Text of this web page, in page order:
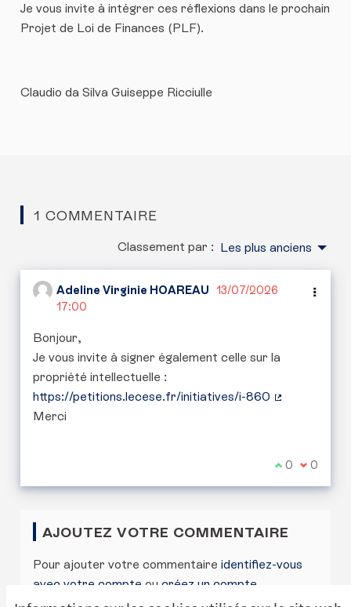
Je vous invite à intégrer ces réflexions dans le prochain
Projet de Loi de Finances (PLF).
​Claudio da Silva Guiseppe Ricciulle
1 COMMENTAIRE
Classement par : Les plus anciens
Adeline Virginie HOAREAU
13/07/2026
17:00
Bonjour,
Je vous invite à signer également celle sur la
propriété intellectuelle :
https://petitions.lecese.fr/initiatives/i-860
Merci
Je suis
0 Je ne
0
AJOUTEZ VOTRE COMMENTAIRE
Pour ajouter votre commentaire identifiez-vous
avec votre compte ou créez un compte